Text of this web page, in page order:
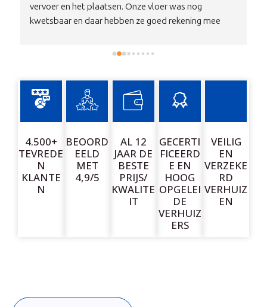
afgesproken tijd en werkten snel en professioneel.
Geen chagrijnige gezichten, maar juist vriendelijke en
zorgvuldig en met aandacht vervoerd, zonder
100% aanrader. Wil je verhuizen zonder stress, dan zit
je hier absoluut goed. Zeker een bedrijf om te
onthouden en aan te bevelen!
4.500+
TEVREDE
N
KLANTE
N
BEOORD
EELD
MET
4,9/5
AL 12
JAAR DE
BESTE
PRIJS/
KWALITE
IT
GECERTI
FICEERD
E EN
HOOG
OPGELEI
DE
VERHUIZ
ERS
VEILIG
EN
VERZEKE
RD
VERHUIZ
EN